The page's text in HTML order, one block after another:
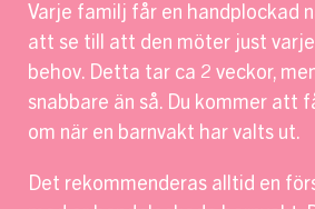
Varje familj får en handplockad
att se till att den möter just
behov. Detta tar ca 2 veckor,
snabbare än så. Du kommer att
om när en barnvakt har valts ut.
Det rekommenderas alltid en